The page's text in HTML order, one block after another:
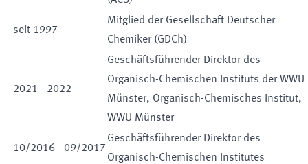
seit 1997
Mitglied der Gesellschaft Deutscher
Chemiker (GDCh)
2021 - 2022
Geschäftsführender Direktor des
Organisch-Chemischen Instituts der WWU
Münster, Organisch-Chemisches Institut,
WWU Münster
10/2016 - 09/2017
Geschäftsführender Direktor des
Organisch-Chemischen Institutes